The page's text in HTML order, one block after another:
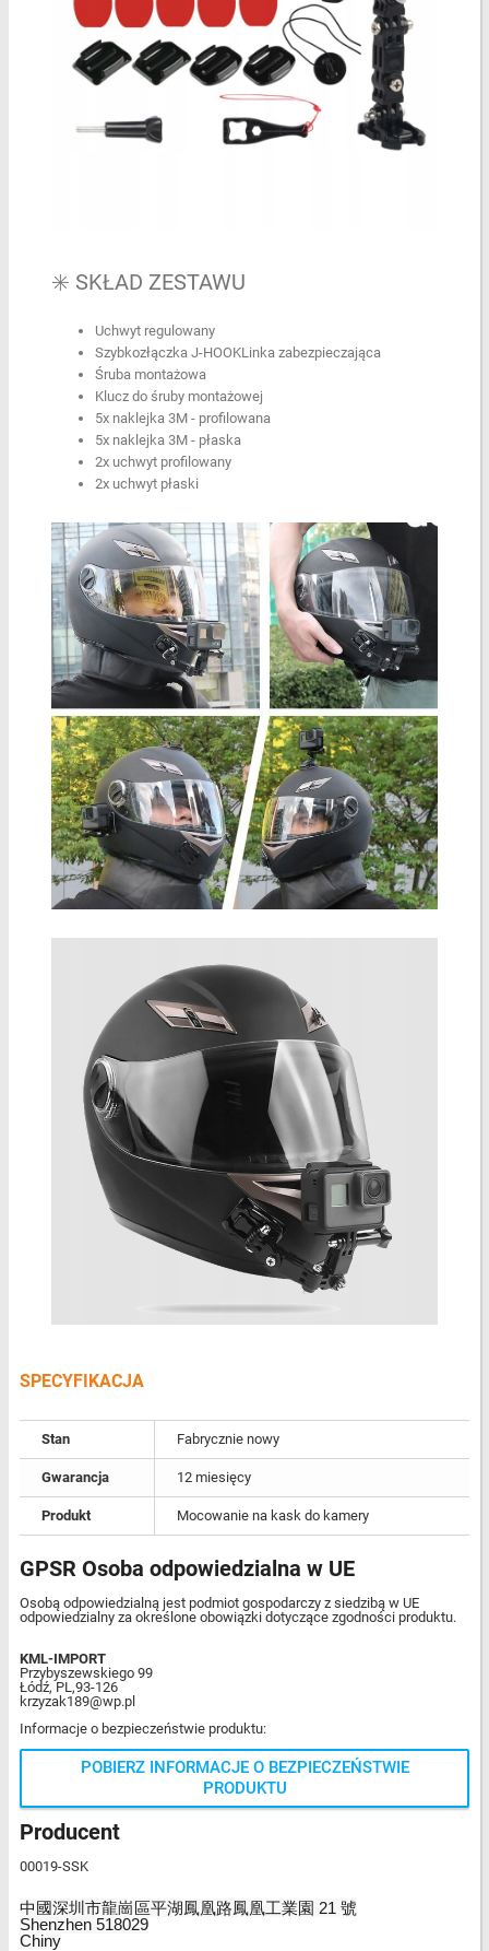
✳️ SKŁAD ZESTAWU
Uchwyt regulowany
Szybkozłączka J-HOOKLinka zabezpieczająca
Śruba montażowa
Klucz do śruby montażowej
5x naklejka 3M - profilowana
5x naklejka 3M - płaska
2x uchwyt profilowany
2x uchwyt płaski
SPECYFIKACJA
Stan Fabrycznie nowy
Gwarancja 12 miesięcy
Produkt Mocowanie na kask do kamery
GPSR Osoba odpowiedzialna w UE
Osobą odpowiedzialną jest podmiot gospodarczy z siedzibą w UE
odpowiedzialny za określone obowiązki dotyczące zgodności produktu.
KML-IMPORT
Przybyszewskiego 99
Łódź, PL,93-126
krzyzak189@wp.pl
Informacje o bezpieczeństwie produktu:
POBIERZ INFORMACJE O BEZPIECZEŃSTWIE
PRODUKTU
Producent
00019-SSK
中國深圳市龍崗區平湖鳳凰路鳳凰工業園 21 號
Shenzhen 518029
Chiny